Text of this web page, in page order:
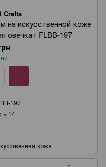
Crafts
на искусственной коже
овечка» FLBB-197
197
× 14
кожа